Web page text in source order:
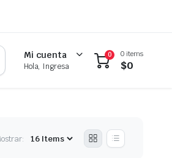
Mi cuenta
Hola, Ingresa
0 0 items
$0